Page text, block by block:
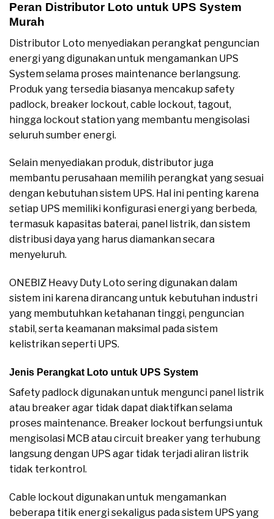
Peran Distributor Loto untuk UPS System
Murah
Distributor Loto menyediakan perangkat penguncian
energi yang digunakan untuk mengamankan UPS
System selama proses maintenance berlangsung.
Produk yang tersedia biasanya mencakup safety
padlock, breaker lockout, cable lockout, tagout,
hingga lockout station yang membantu mengisolasi
seluruh sumber energi.
Selain menyediakan produk, distributor juga
membantu perusahaan memilih perangkat yang sesuai
dengan kebutuhan sistem UPS. Hal ini penting karena
setiap UPS memiliki konfigurasi energi yang berbeda,
termasuk kapasitas baterai, panel listrik, dan sistem
distribusi daya yang harus diamankan secara
menyeluruh.
ONEBIZ Heavy Duty Loto sering digunakan dalam
sistem ini karena dirancang untuk kebutuhan industri
yang membutuhkan ketahanan tinggi, penguncian
stabil, serta keamanan maksimal pada sistem
kelistrikan seperti UPS.
Jenis Perangkat Loto untuk UPS System
Safety padlock digunakan untuk mengunci panel listrik
atau breaker agar tidak dapat diaktifkan selama
proses maintenance. Breaker lockout berfungsi untuk
mengisolasi MCB atau circuit breaker yang terhubung
langsung dengan UPS agar tidak terjadi aliran listrik
tidak terkontrol.
Cable lockout digunakan untuk mengamankan
beberapa titik energi sekaligus pada sistem UPS yang